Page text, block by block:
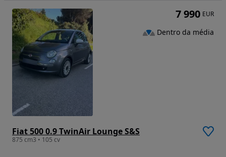
Fiat 500 0.9 TwinAir Lounge S&S
875 cm3 • 105 cv
7 990 EUR
Dentro da média